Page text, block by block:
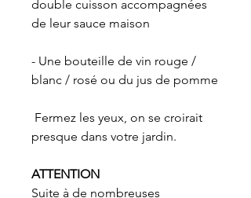
double cuisson accompagnées
de leur sauce maison
- Une bouteille de vin rouge /
blanc / rosé ou du jus de pomme
Fermez les yeux, on se croirait
presque dans votre jardin.
ATTENTION
Suite à de nombreuses